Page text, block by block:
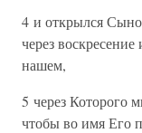
4 и открылся
через
нашем,
5 через Которого
чтобы во имя Его